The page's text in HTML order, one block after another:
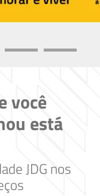
você
está
JDG nos